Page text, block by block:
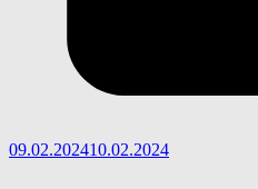
09.02.202410.02.2024